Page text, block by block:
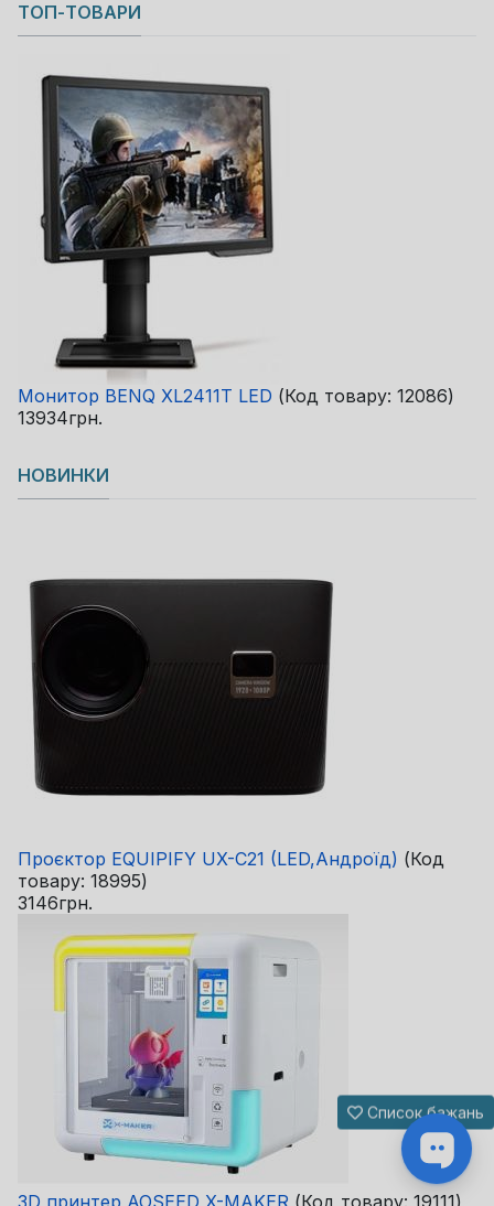
Copyright MAXXmarketing GmbH
JoomShopping Download & Support
ТОП-ТОВАРИ
Монитор BENQ XL2411T LED (Код товару: 12086)
13934грн.
НОВИНКИ
Проєктор EQUIPIFY UX-C21 (LED,Андроїд) (Код
товару: 18995)
3146грн.
3D принтер AOSEED X-MAKER (Код товару: 19111)
Список бажань